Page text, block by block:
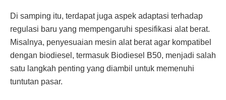
Di samping itu, terdapat juga aspek adaptasi terhadap
regulasi baru yang mempengaruhi spesifikasi alat berat.
Misalnya, penyesuaian mesin alat berat agar kompatibel
dengan biodiesel, termasuk Biodiesel B50, menjadi salah
satu langkah penting yang diambil untuk memenuhi
tuntutan pasar.